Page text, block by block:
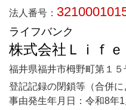
法人番号：
ライフバンク
株式会社Ｌｉｆ
福井県福井市栂野町第１５
登記記録の閉鎖等（合併に
事由発生年月日：令和8年1